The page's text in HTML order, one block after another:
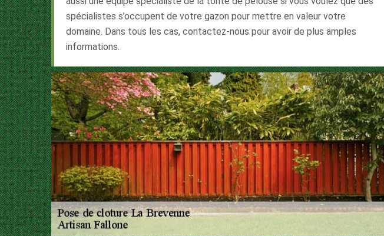
spécialistes s’occupent de votre gazon pour mettre en valeur votre
domaine. Dans tous les cas, contactez-nous pour avoir de plus amples
informations.